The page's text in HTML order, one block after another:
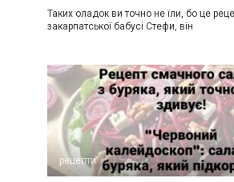
Таких оладок ви точно не їли, бо це
закарпатської бабусі Стефи, він
рецепти